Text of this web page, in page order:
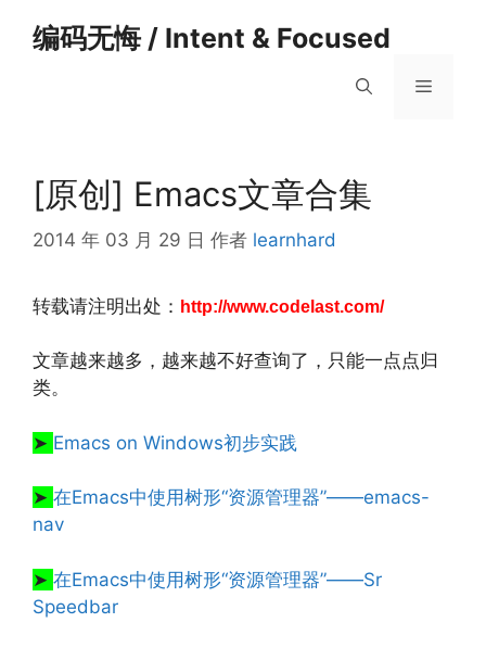
编码无悔 / Intent & Focused
菜
[原创] Emacs文章合集
2014 年 03 月 29 日 作者 learnhard
转载请注明出处： http://www.codelast.com/
文章越来越多，越来越不好查询了，只能一点点归
类。
➤ Emacs on Windows初步实践
➤ 在Emacs中使用树形“资源管理器”——emacs-
nav
➤ 在Emacs中使用树形“资源管理器”——Sr
Speedbar